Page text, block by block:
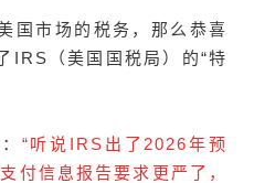
国市场的税务，那么恭喜
IRS（美国国税局）的“特
“听说IRS出了2026年预
付信息报告要求更严了，